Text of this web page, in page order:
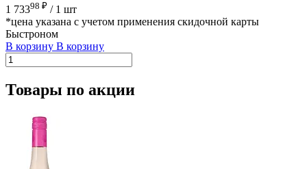
1 73398 ₽ / 1 шт
*цена указана с учетом применения скидочной карты
Быстроном
В корзину В корзину
Товары по акции